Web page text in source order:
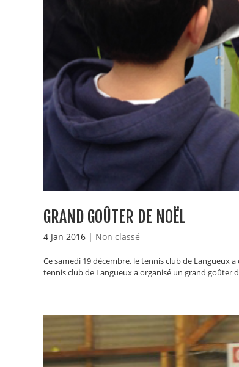
GRAND GOÛTER DE NOËL
4 Jan 2016 | Non classé
Ce samedi 19 décembre, le tennis club de Langueux
tennis club de Langueux a organisé un grand